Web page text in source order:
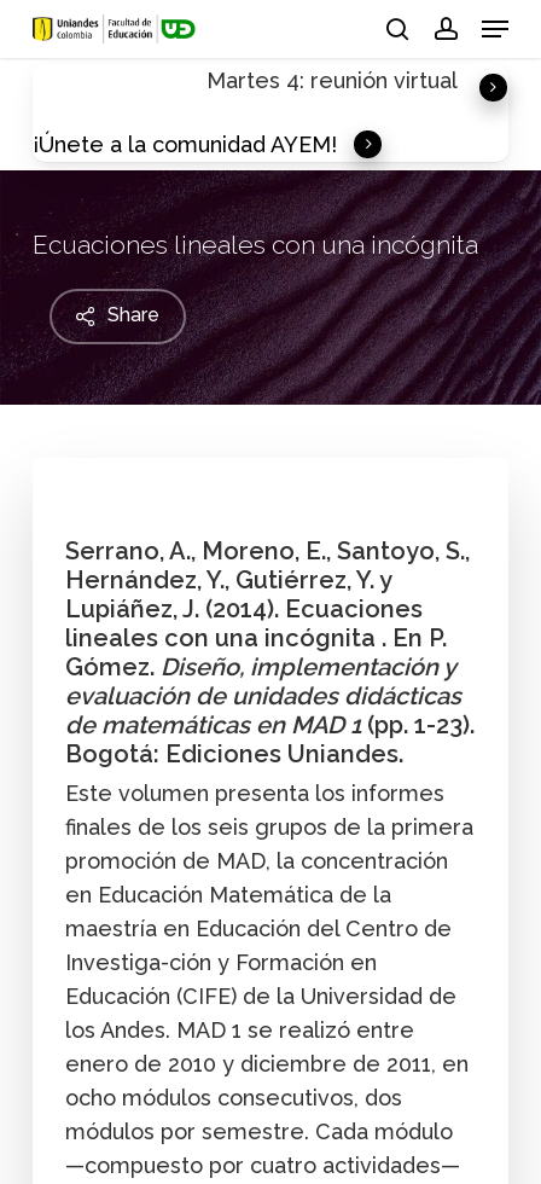
Skip
Menu
Martes 4: reunión virtual
¡Únete a la comunidad AYEM!
Ecuaciones lineales con una incógnita
Share
Serrano, A., Moreno, E., Santoyo, S.,
Hernández, Y., Gutiérrez, Y. y
Lupiáñez, J. (2014). Ecuaciones
lineales con una incógnita . En P.
Gómez. Diseño, implementación y
evaluación de unidades didácticas
de matemáticas en MAD 1(pp. 1-23).
Bogotá: Ediciones Uniandes.
Este volumen presenta los informes
finales de los seis grupos de la primera
promoción de MAD, la concentración
en Educación Matemática de la
maestría en Educación del Centro de
Investiga-ción y Formación en
Educación (CIFE) de la Universidad de
los Andes. MAD 1 se realizó entre
enero de 2010 y diciembre de 2011, en
ocho módulos consecutivos, dos
módulos por semestre. Cada módulo
—compuesto por cuatro actividades—